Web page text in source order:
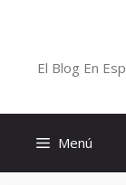
El Blog En
Menú